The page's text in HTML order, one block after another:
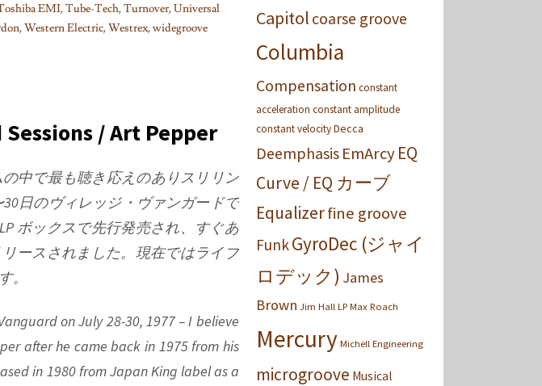
EMI,Tube-Tech,Turnover,Universal
,Western Electric,Westrex,widegroove
/ Art Pepper
中で最も聴き応えのありスリリン
日のヴィレッジ・ヴァンガードで
ボックスで先行発売され、すぐあ
ースされました。現在ではライブ
。
on July 28-30, 1977 – I believe
after he came back in 1975 from his
in 1980 from Japan King label as a
Capitol coarse groove
Columbia
Compensation constant
acceleration constant amplitude
constant velocityDecca
Deemphasis EmArcyEQ
Curve / EQ カーブ
Equalizerfine groove
FunkGyroDec (ジャイ
ロデック) James
Brown Jim Hall LP Max Roach
Mercury Michell Engineering
microgroove Musical